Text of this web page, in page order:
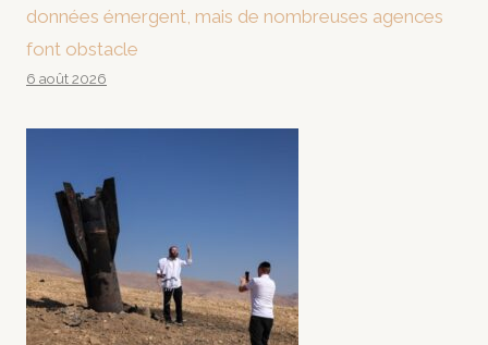
données émergent, mais de nombreuses agences
font obstacle
6 août 2026